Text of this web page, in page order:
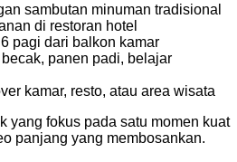
sambutan minuman tradisional
di restoran hotel
pagi dari balkon kamar
panen padi, belajar
kamar, resto, atau area wisata
yang fokus pada satu momen kuat
panjang yang membosankan.